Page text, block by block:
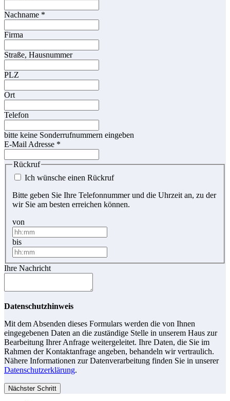
Nachname *
Firma
Straße, Hausnummer
PLZ
Ort
Telefon
bitte keine Sonderrufnummern eingeben
E-Mail Adresse *
Rückruf
Ich wünsche einen Rückruf
Bitte geben Sie Ihre Telefonnummer und die Uhrzeit an, zu der
wir Sie am besten erreichen können.
von
bis
Ihre Nachricht
Datenschutzhinweis
Mit dem Absenden dieses Formulars werden die von Ihnen
eingegebenen Daten an die zuständige Stelle in unserem Haus zur
Bearbeitung Ihrer Anfrage weitergeleitet. Ihre Daten, die Sie im
Rahmen der Kontaktanfrage angeben, behandeln wir vertraulich.
Nähere Informationen zur Datenverarbeitung finden Sie in unserer
Datenschutzerklärung.
Nächster Schritt